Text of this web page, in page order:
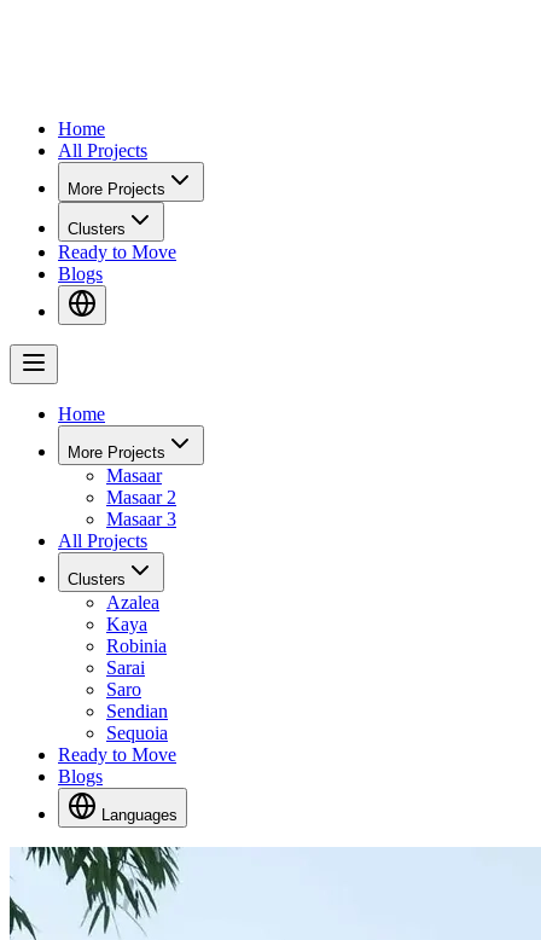
Home
All Projects
More Projects
Clusters
Ready to Move
Blogs
Home
More Projects
Masaar
Masaar 2
Masaar 3
All Projects
Clusters
Azalea
Kaya
Robinia
Sarai
Saro
Sendian
Sequoia
Ready to Move
Blogs
Languages